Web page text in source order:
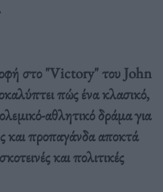
στο "Victory" του John
πώς ένα κλασικό,
αθλητικό δράμα για
και προπαγάνδα αποκτά
και πολιτικές